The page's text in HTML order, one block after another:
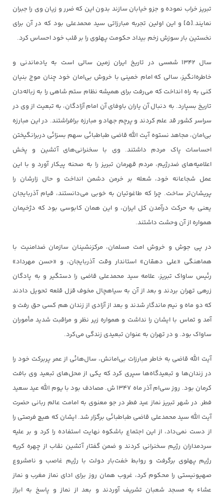
تبریز خراب نموده و جزو خیابان سازند بدون این که ضرر و زیان وی را جبران
نمایند.[۵] و این اولین تجربه مبارزاتی سید محمدعلی بود که در آن برای
نخستین بار سوزش زخم بیداد حکومت پهلوی را بر قلب خود احساس کرد.
سال ۱۳۴۲ شمسی در تاریخ ایران زمین سالی است به یادماندنی و
خاطره‌انگیز، سالی که امام خمینی با خروش بی‌امان خود چنان موج بنیان
کنی به راه انداخت که می‌رفت برای همیشه نظام ستم شاهی را به زباله‌دان
تاریخ بسپارد. به دنبال آن یاران باوفای آن امام آزادگان، به تبعیت از وی در
سراسر کشور قد علم کردند و پرچم جهاد و مبارزه برافراشتند. در این مبارزه
بی‌امان، مجاهد نستوه آیت الله قاضی طباطبائی سهم بسزائی دربرانگیختن
احساسات پاک مردم داشتند. وی با سخنرانی‌های آتشین و پخش
اعلامیه‌های ضدرژیم، مردم قهرمان تبریز را به صحنه پیکار آورد و با این
عمل شجاعانه خود، شعله بر خرمن دشمن انداخت و حال زارشان را
پریشان‌تر ساخت. چرا که طاغوتیان به خوبی می‌دانستند، قیام آذربایجان
یعنی به حرکت درآمدن کل ایران، و این همان کابوسی بود که دژخیمان
همواره از آن وحشت داشتند.
در پی جوش و خروش امت مسلمان، مرکزنشینان سازمان ضدامنیت با
هماهنگی «علی دهقان» استاندار وقت آذربایجان، و «حسن مهرداد»
رئیس ساواک تبریز، علامه سید محمدعلی قاضی را دستگیر و به پادگان
زرهی تهران بردند و بعد از آن به سیاهچال مخوف قزل قلعه تحویل دادند
که دو ماه و نیم ماندگار شدند و بعد از آزادی از زندان هم کسی حق رفت و
آمد و تماس با ایشان را نداشت و همواره زیر نظر و مراقبت شدید مأموران
ساواک بود. و در تهران به عنوان تبعیدی زندگی می‌کرد.
آیت الله قاضی به خاطر مبارزات بی‌امانش، سال‌هائی از عمر پربرکت خود را
در زندان‌ها و تبعیدگاه‌ها سپری کرد که یکی از محل‌های تبعید وی بافت
کرمان بود. روز سی‌ام آذر ماه ۱۳۴۷ ش. مصادف بود با یوم الله عید سعید
فطر. در شهر تبریز نماز عید فطر در جو معنوی به امامت عالم ربانی حضرت
آیت الله سید محمدعلی قاضی طباطبائی برگزار شد. ایشان که هیچ فرصتی را
از دست نمی‌داد، از این اجتماع باشکوه نهایت استفاده را کرد و بر علیه
سردمداران رژیم سخنرانی کردند و ضمن گفتار آتشین نقاب از چهره کریه
رژیم پهلوی برگرفت و روابط خفت‌بار دولت با رژیم غاصب و نامشروع
صهیونیستی را محکوم کرد، غروب همان روز برای ادای ‌نماز مغرب و نماز
عشاء‌ به مسجد شعبان تشریف آوردند و بعد از نماز و پاسخ به ابراز